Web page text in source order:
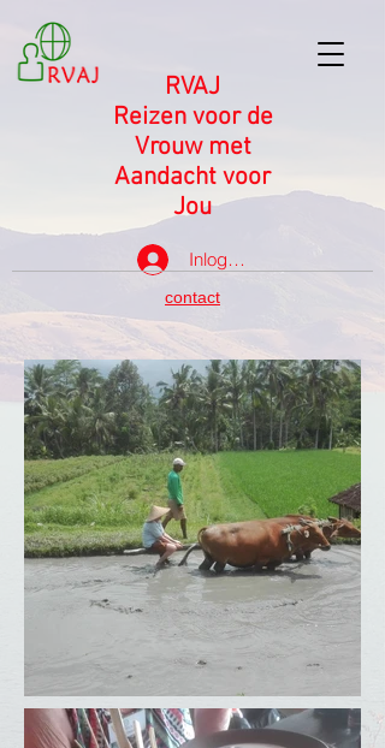
RVAJ
Reizen voor de
Vrouw met
Aandacht voor
Jou
contact
Inloggen